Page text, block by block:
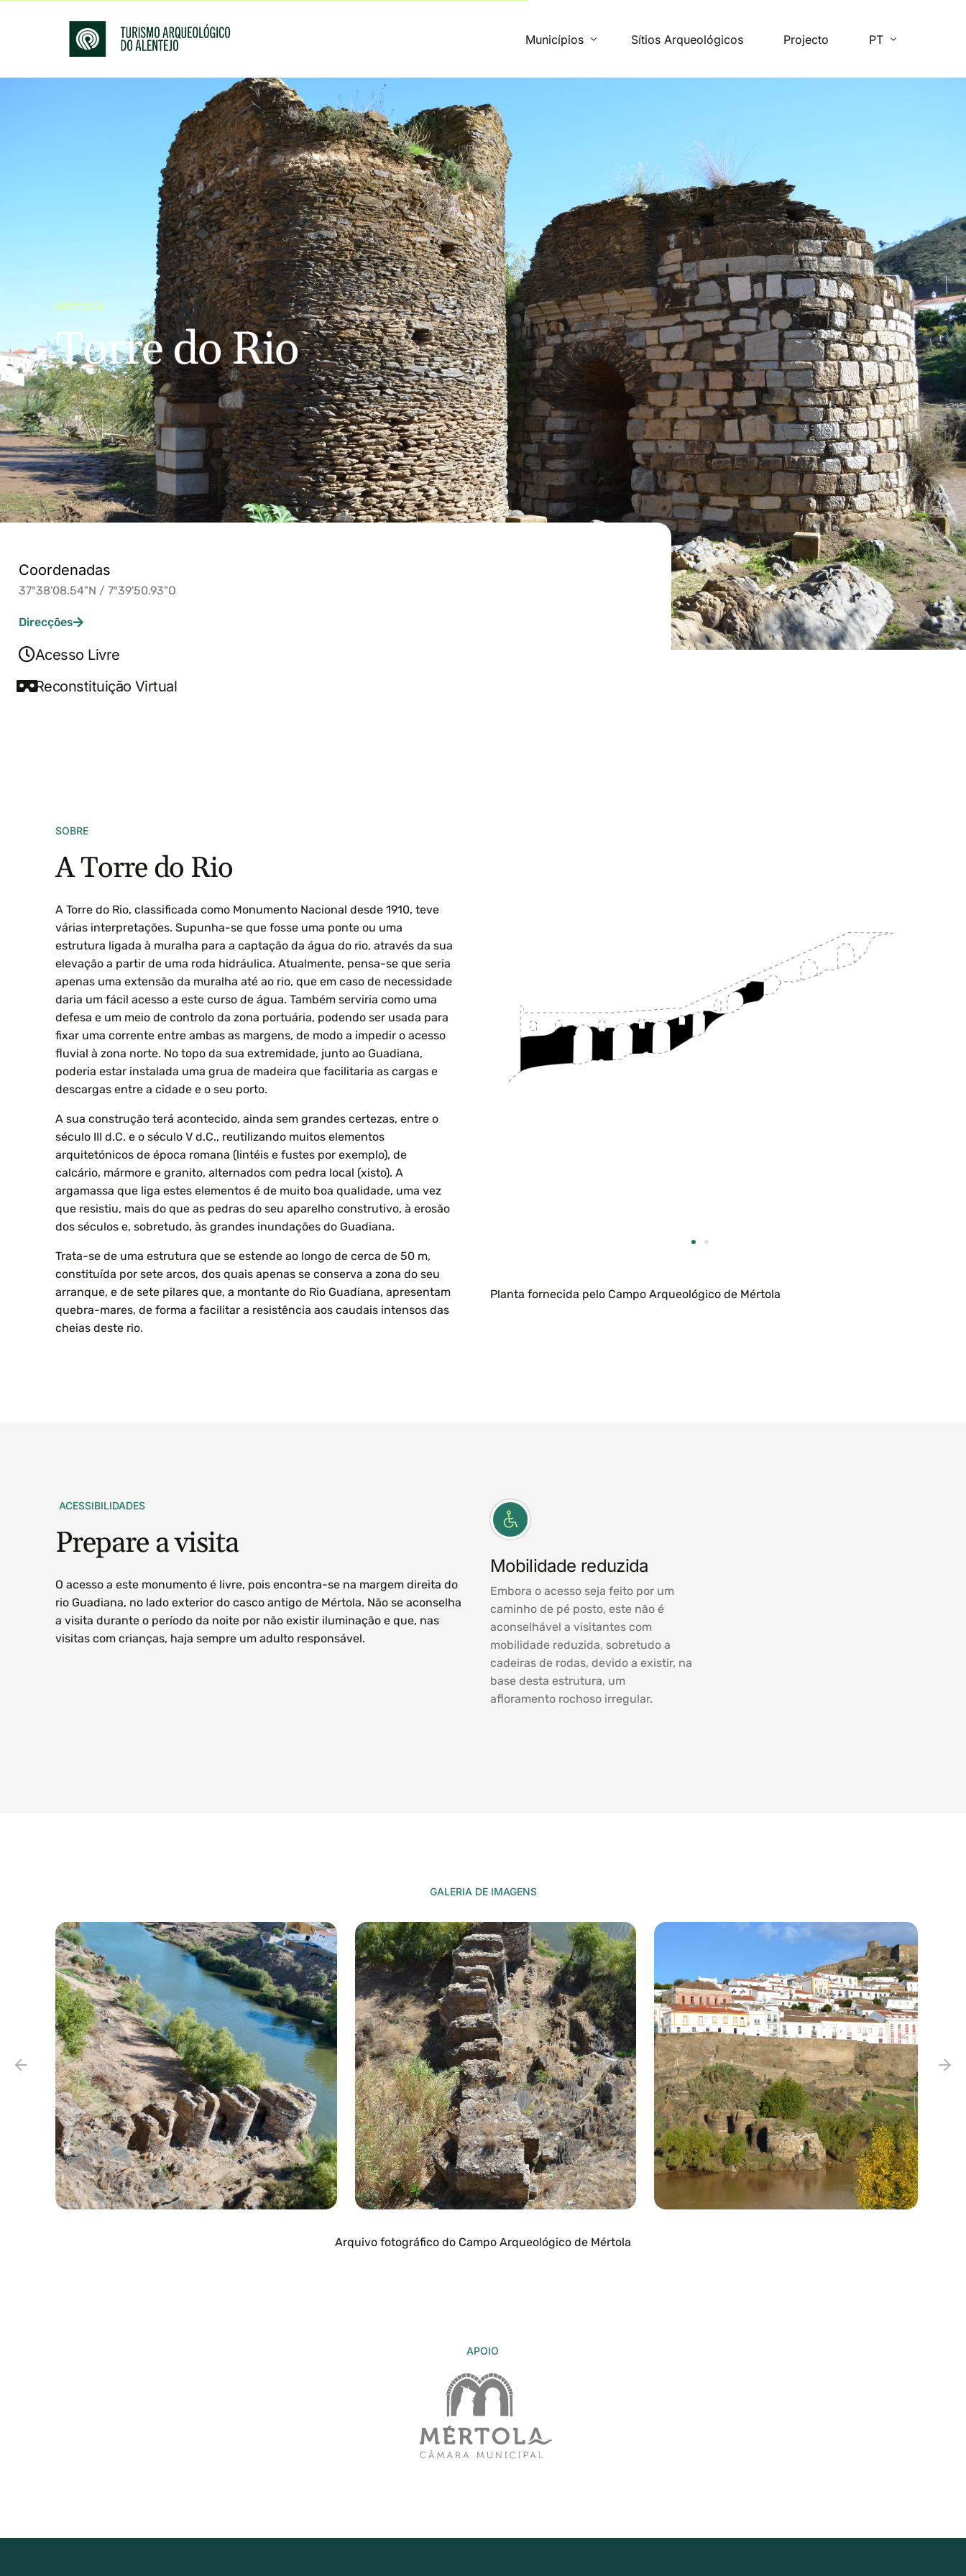
Municípios
Montemor-o-Novo
Monforte
Ourique
Santiago do Cacém
Vidigueira
Sítios Arqueológicos Projecto PT
MÉRTOLA
TorredoRio
Coordenadas
37º38'08.54"N / 7º39'50.93"O
Direcções
Acesso Livre
Reconstituição Virtual
SOBRE
A Torre do Rio
A Torre do Rio, classificada como Monumento Nacional desde 1910, teve
várias interpretações. Supunha-se que fosse uma ponte ou uma
estrutura ligada à muralha para a captação da água do rio, através da sua
elevação a partir de uma roda hidráulica. Atualmente, pensa-se que seria
apenas uma extensão da muralha até ao rio, que em caso de necessidade
daria um fácil acesso a este curso de água. Também serviria como uma
defesa e um meio de controlo da zona portuária, podendo ser usada para
fixar uma corrente entre ambas as margens, de modo a impedir o acesso
fluvial à zona norte. No topo da sua extremidade, junto ao Guadiana,
poderia estar instalada uma grua de madeira que facilitaria as cargas e
descargas entre a cidade e o seu porto.
A sua construção terá acontecido, ainda sem grandes certezas, entre o
século III d.C. e o século V d.C., reutilizando muitos elementos
arquitetónicos de época romana (lintéis e fustes por exemplo), de
calcário, mármore e granito, alternados com pedra local (xisto). A
argamassa que liga estes elementos é de muito boa qualidade, uma vez
que resistiu, mais do que as pedras do seu aparelho construtivo, à erosão
dos séculos e, sobretudo, às grandes inundações do Guadiana.
Trata-se de uma estrutura que se estende ao longo de cerca de 50 m,
constituída por sete arcos, dos quais apenas se conserva a zona do seu
arranque, e de sete pilares que, a montante do Rio Guadiana, apresentam
quebra-mares, de forma a facilitar a resistência aos caudais intensos das
cheias deste rio.
Planta fornecida pelo Campo Arqueológico de Mértola
ACESSIBILIDADES
Prepare avisita
O acesso a este monumento é livre, pois encontra-se na margem direita do
rio Guadiana, no lado exterior do casco antigo de Mértola. Não se aconselha
a visita durante o período da noite por não existir iluminação e que, nas
visitas com crianças, haja sempre um adulto responsável.
Mobilidade reduzida
Embora o acesso seja feito por um
caminho de pé posto, este não é
aconselhável a visitantes com
mobilidade reduzida, sobretudo a
cadeiras de rodas, devido a existir, na
base desta estrutura, um
afloramento rochoso irregular.
GALERIA DE IMAGENS
Arquivo fotográfico do Campo Arqueológico de Mértola
APOIO